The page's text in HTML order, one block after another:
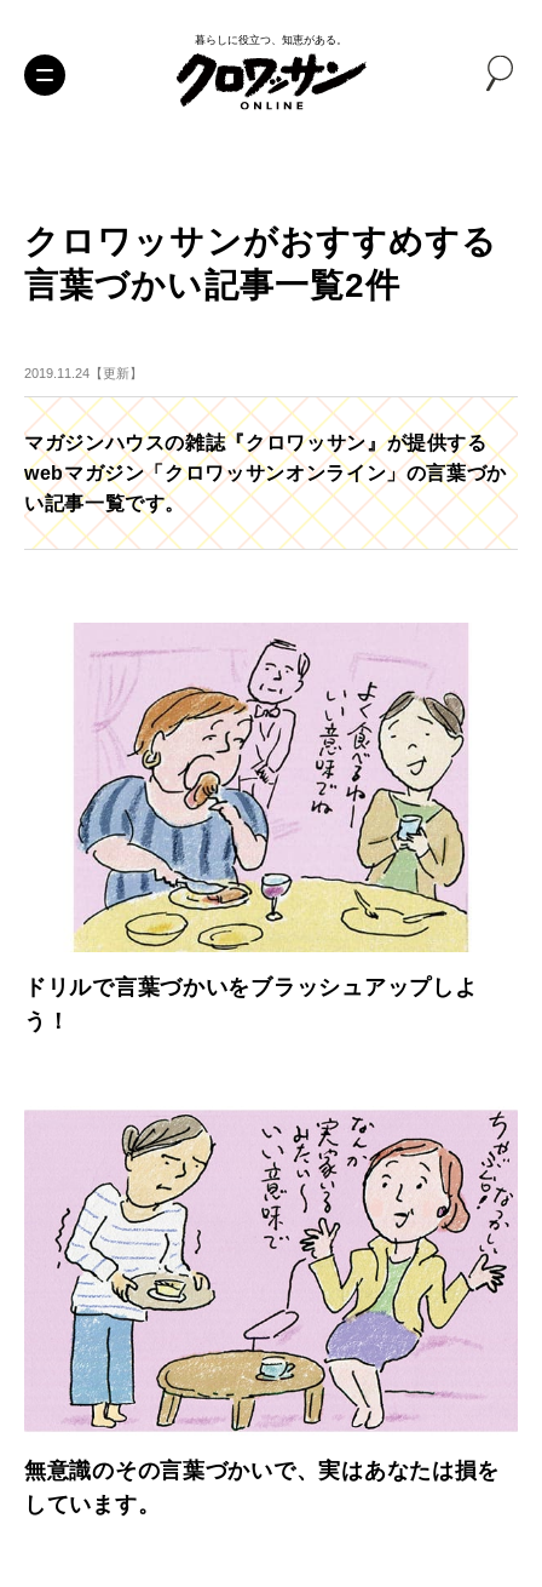
暮らしに役立つ、知恵がある。
クロワッサンがおすすめする
言葉づかい記事一覧2件
2019.11.24【更新】
マガジンハウスの雑誌『クロワッサン』が提供する
webマガジン「クロワッサンオンライン」の言葉づか
い記事一覧です。
ドリルで言葉づかいをブラッシュアップしよ
う！
無意識のその言葉づかいで、実はあなたは損を
しています。